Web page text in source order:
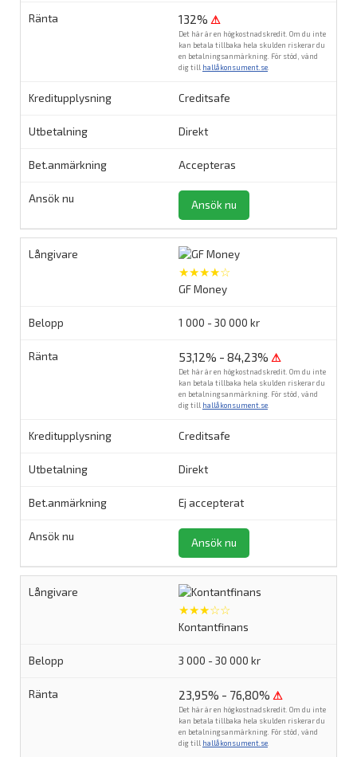
132% ⚠
Det här är en högkostnadskredit. Om du inte
kan betala tillbaka hela skulden riskerar du
en betalningsanmärkning. För stöd, vänd
dig till hallåkonsument.se
Creditsafe
Direkt
Accepteras
Ansök nu
★★★★☆
GF Money
1 000 - 30 000 kr
53,12% - 84,23% ⚠
Det här är en högkostnadskredit. Om du inte
kan betala tillbaka hela skulden riskerar du
en betalningsanmärkning. För stöd, vänd
dig till hallåkonsument.se
Creditsafe
Direkt
Ej accepterat
Ansök nu
★★★☆☆
Kontantfinans
3 000 - 30 000 kr
23,95% - 76,80% ⚠
Det här är en högkostnadskredit. Om du inte
kan betala tillbaka hela skulden riskerar du
en betalningsanmärkning. För stöd, vänd
dig till hallåkonsument.se